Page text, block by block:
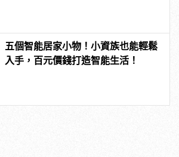
五個智能居家小物！小資族也能輕鬆
入手，百元價錢打造智能生活！